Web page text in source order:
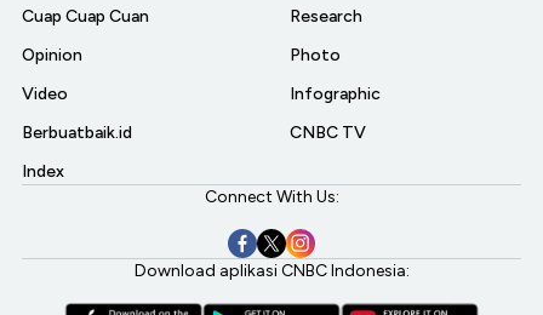
Cuap Cuap Cuan
Opinion
Video
Berbuatbaik.id
Index
Research
Photo
Infographic
CNBC TV
Connect With Us:
Download aplikasi CNBC Indonesia: